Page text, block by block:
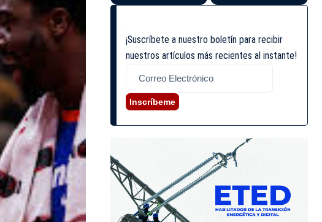
¡Suscríbete a nuestro boletín para recibir
nuestros artículos más recientes al instante!
Inscríbeme